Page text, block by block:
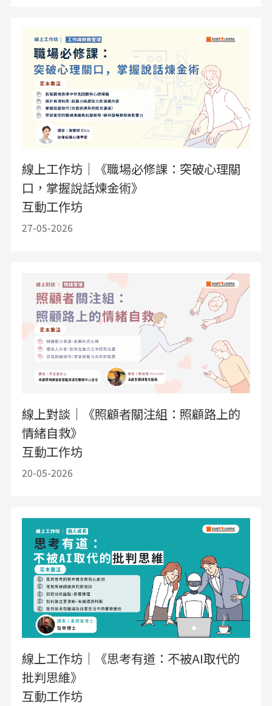
線上工作坊｜《職場必修課：突破心理關
口，掌握說話煉金術》
互動工作坊
27-05-2026
線上對談｜《照顧者關注組：照顧路上的
情緒自救》
互動工作坊
20-05-2026
線上工作坊｜《思考有道：不被AI取代的
批判思維》
互動工作坊